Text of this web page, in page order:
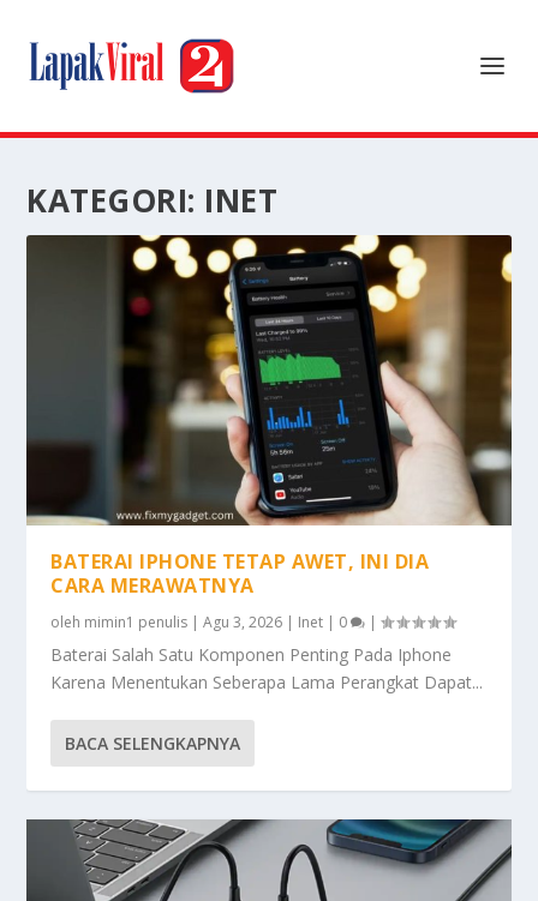
KATEGORI: INET
BATERAI IPHONE TETAP AWET, INI DIA
CARA MERAWATNYA
oleh mimin1 penulis |Agu 3, 2026 | Inet | 0 |
Baterai Salah Satu Komponen Penting Pada Iphone
Karena Menentukan Seberapa Lama Perangkat Dapat...
BACA SELENGKAPNYA